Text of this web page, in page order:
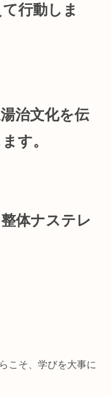
行動しま
治文化を伝
す。
体ナステレ
こそ、学びを大事に